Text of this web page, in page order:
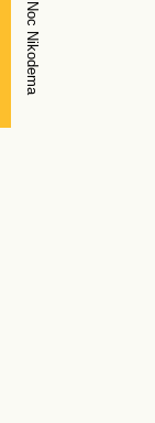
Noc Nikodema